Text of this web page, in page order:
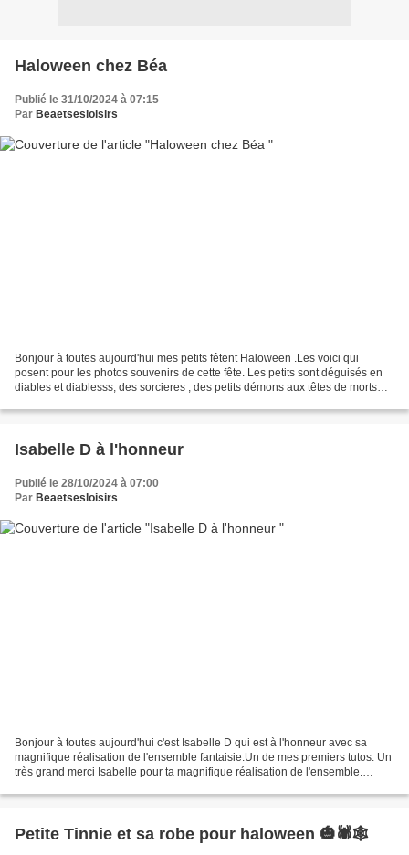
Haloween chez Béa
Publié le 31/10/2024 à 07:15
Par Beaetsesloisirs
Bonjour à toutes aujourd'hui mes petits fêtent Haloween .Les voici qui
posent pour les photos souvenirs de cette fête. Les petits sont déguisés en
diables et diablesss, des sorcieres , des petits démons aux têtes de morts
Isabelle D à l'honneur
Publié le 28/10/2024 à 07:00
Par Beaetsesloisirs
Bonjour à toutes aujourd'hui c'est Isabelle D qui est à l'honneur avec sa
magnifique réalisation de l'ensemble fantaisie.Un de mes premiers tutos. Un
très grand merci Isabelle pour ta magnifique réalisation de l'ensemble.
Petite Tinnie et sa robe pour haloween 🎃🕷🕸